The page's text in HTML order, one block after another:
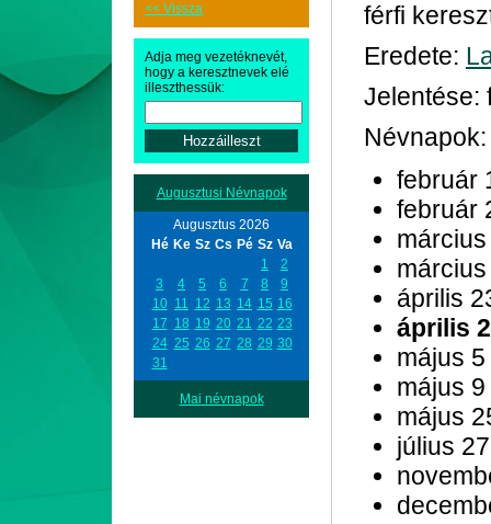
<< Vissza
Adja meg vezetéknevét,
hogy a keresztnevek elé
illeszthessük:
Augusztusi Névnapok
Augusztus 2026
Hé Ke Sz Cs Pé Sz Va
1
2
3
4 5 6 7 8
9
10 11 12 13 14 15 16
17 18 19 20 21 22 23
24 25 26 27 28 29 30
31
Mai névnapok
férfi
Eredete:
Jelentése:
Névnapok:
február
február
április
április
május 5
május 9
május
július 27